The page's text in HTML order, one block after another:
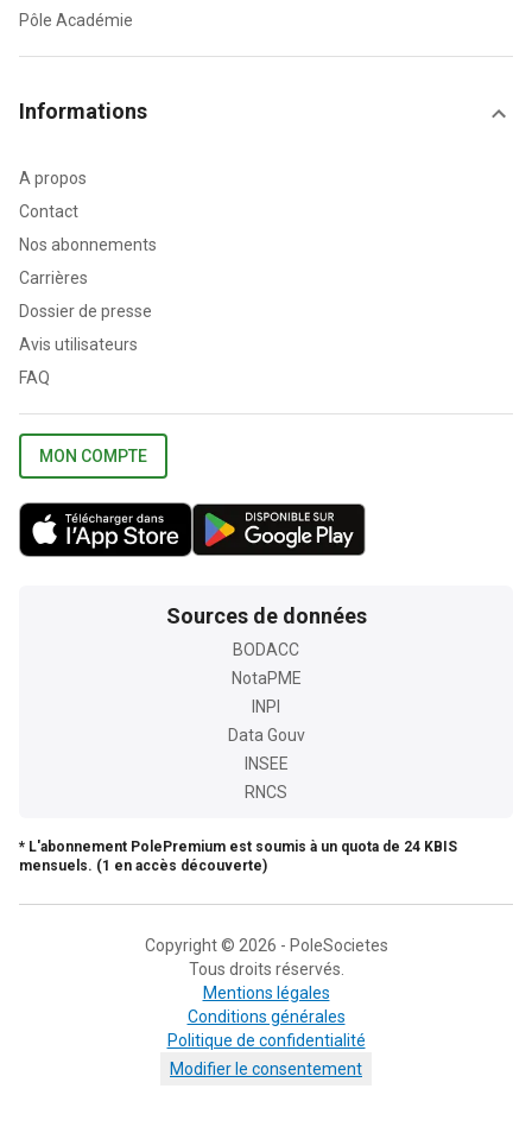
Pôle Académie
Informations
A propos
Contact
Nos abonnements
Carrières
Dossier de presse
Avis utilisateurs
FAQ
MON COMPTE
Sources de données
BODACC
NotaPME
INPI
Data Gouv
INSEE
RNCS
* L'abonnement PolePremium est soumis à un quota de 24 KBIS
mensuels. (1 en accès découverte)
Copyright © 2026 - PoleSocietes
Tous droits réservés.
Mentions légales
Conditions générales
Politique de confidentialité
Modifier le consentement